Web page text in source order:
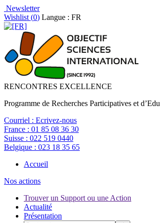
Newsletter
Wishlist (0) Langue : FR
RENCONTRES EXCELLENCE
Programme de Recherches Participatives et
Courriel : Ecrivez-nous
France : 01 85 08 36 30
Suisse : 022 519 0440
Belgique : 023 18 35 65
Accueil
Nos actions
Trouver un Support ou une Action
Actualité
Présentation